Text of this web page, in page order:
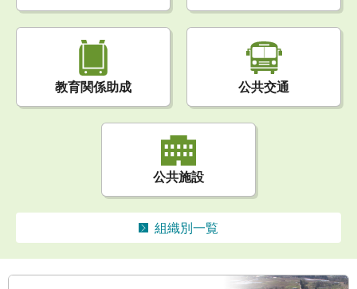
教育関係助成 公共交通
公共施設
組織別一覧